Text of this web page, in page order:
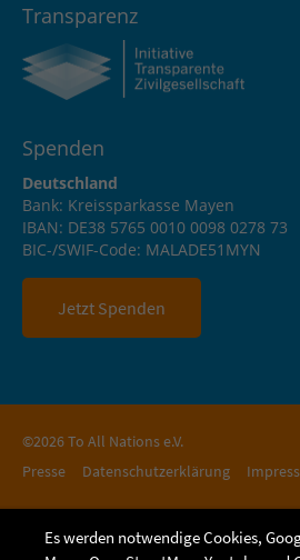
Transparenz
Spenden
Deutschland
Bank: Kreissparkasse Mayen
IBAN: DE38 5765 0010 0098 0278 73
BIC-/SWIF-Code: MALADE51MYN
Jetzt Spenden
©2026 To All Nations e.V.
Presse
Datenschutzerklärung
Es werden notwendige Cookies,